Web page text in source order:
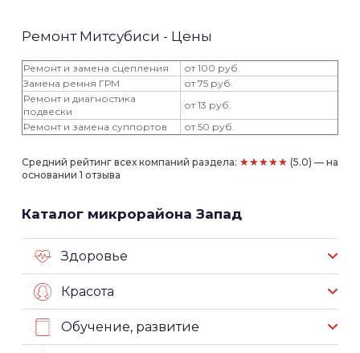
Ремонт Митсубиси - Цены
Ремонт и замена сцепления
от 100 руб.
Замена ремня ГРМ
от 75 руб.
Ремонт и диагностика
подвески
от 13 руб.
Ремонт и замена суппортов
от 50 руб.
Средний рейтинг всех компаний раздела: ★★★★★ (5.0) — на
основании 1 отзыва
Каталог микрорайона Запад
Здоровье
Красота
Обучение, развитие